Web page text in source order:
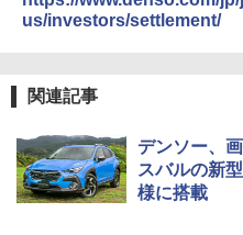
us/investors/settlement/
関連記事
デンソー、
スバルの新
様に搭載